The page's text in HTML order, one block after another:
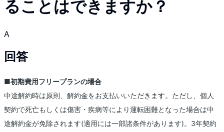
ることはできますか？
A
回答
■初期費用フリープランの場合
中途解約時は原則、解約金をお支払いいただきます。ただし、個人
契約で死亡もしくは傷害・疾病等により運転困難となった場合は中
途解約金が免除されます(適用には一部諸条件があります)。3年契約